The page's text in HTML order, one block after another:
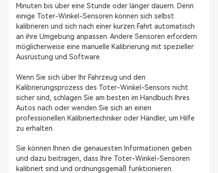
Minuten bis über eine Stunde oder länger dauern. Denn
einige Toter-Winkel-Sensoren können sich selbst
kalibrieren und sich nach einer kurzen Fahrt automatisch
an ihre Umgebung anpassen. Andere Sensoren erfordern
möglicherweise eine manuelle Kalibrierung mit spezieller
Ausrüstung und Software.
Wenn Sie sich über Ihr Fahrzeug und den
Kalibrierungsprozess des Toter-Winkel-Sensors nicht
sicher sind, schlagen Sie am besten im Handbuch Ihres
Autos nach oder wenden Sie sich an einen
professionellen Kalibriertechniker oder Händler, um Hilfe
zu erhalten.
Sie können Ihnen die genauesten Informationen geben
und dazu beitragen, dass Ihre Toter-Winkel-Sensoren
kalibriert sind und ordnungsgemäß funktionieren.